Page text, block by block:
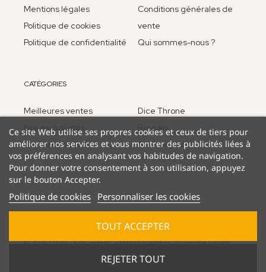
Mentions légales
Politique de cookies
Politique de confidentialité
Conditions générales de
vente
Qui sommes-nous ?
CATÉGORIES
Meilleures ventes
Nos exclusivités
Too many bones
Dice Throne
Borealis
Anciens jeux
© 2025 Lucky Duck Games - Maison d'édition du groupe Goliath
Ce site Web utilise ses propres cookies et ceux de tiers pour
améliorer nos services et vous montrer des publicités liées à
vos préférences en analysant vos habitudes de navigation.
Pour donner votre consentement à son utilisation, appuyez
sur le bouton Accepter.
Politique de cookies Personnaliser les cookies
REJETER TOUT
TOUT ACCEPTER